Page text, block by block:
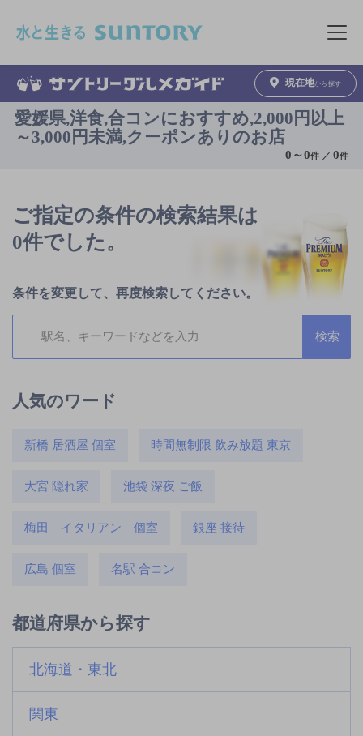
メニュ
現在地から探す
愛媛県,洋食,合コンにおすすめ,2,000円以上
～3,000円未満,クーポンありのお店
0 ～0件 ／0件
ご指定の条件の検索結果は
0件でした。
条件を変更して、再度検索してください。
人気のワード
新橋 居酒屋 個室 時間無制限 飲み放題 東京
大宮 隠れ家 池袋 深夜 ご飯
梅田 イタリアン 個室 銀座 接待
広島 個室 名駅 合コン
都道府県から探す
北海道・東北
関東